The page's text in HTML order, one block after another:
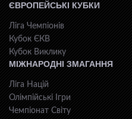
ЄВРОПЕЙСЬКІ КУБКИ
Ліга Чемпіонів
Кубок ЄКВ
Кубок Виклику
МІЖНАРОДНІ ЗМАГАННЯ
Ліга Націй
Олімпійські Ігри
Чемпіонат Світу